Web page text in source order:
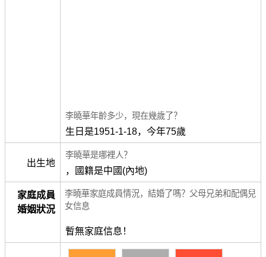
李曉華年齡多少，現在幾歲了？
生日是1951-1-18，今年75歲
出生地
李曉華是哪裡人？
，國籍是中國(內地)
家庭成員
婚姻狀況
李曉華家庭成員情況，結婚了嗎？父母兄弟和配偶兒
女信息
暫無家庭信息！